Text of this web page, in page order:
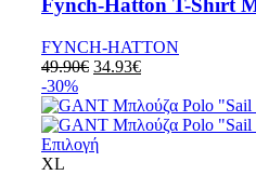
Fynch-Hatton T-Shirt
FYNCH-HATTON
49.90€ 34.93€
-30%
Επιλογή
XL